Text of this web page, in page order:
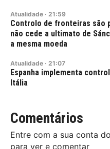
Atualidade · 21:59
Controlo de fronteiras são
não cede a ultimato de
a mesma moeda
Atualidade · 21:07
Espanha implementa
Itália
Comentários
Entre com a sua conta do
para ver e comentar